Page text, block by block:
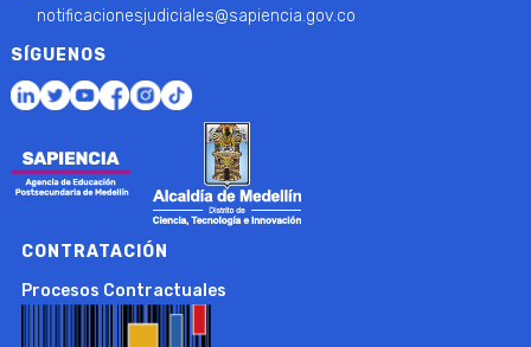
notificacionesjudiciales@sapiencia.gov.co
SÍGUENOS
CONTRATACIÓN
Procesos Contractuales